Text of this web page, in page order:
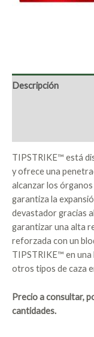
Descripción
TIPSTRIKE™ está
y ofrece una
alcanzar los
garantiza la
devastador gracias
garantizar una alta
reforzada con un
TIPSTRIKE™ en
otros tipos de caza
Precio a consultar,
cantidades.